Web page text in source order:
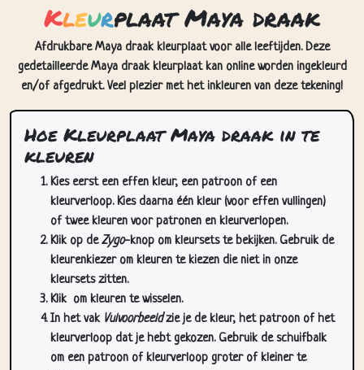
Kleurplaat Maya draak
Afdrukbare Maya draak kleurplaat voor alle leeftijden. Deze
gedetailleerde Maya draak kleurplaat kan online worden ingekleurd
en/of afgedrukt. Veel plezier met het inkleuren van deze tekening!
Hoe Kleurplaat Maya draak in te
kleuren
Kies eerst een effen kleur, een patroon of een
kleurverloop. Kies daarna één kleur (voor effen vullingen)
of twee kleuren voor patronen en kleurverlopen.
Klik op deZygo-knop om kleursets te bekijken. Gebruik de
kleurenkiezer om kleuren te kiezen die niet in onze
kleursets zitten.
Klik om kleuren te wisselen.
In het vak Vulvoorbeeldzie je de kleur, het patroon of het
kleurverloop dat je hebt gekozen. Gebruik de schuifbalk
om een patroon of kleurverloop groter of kleiner te